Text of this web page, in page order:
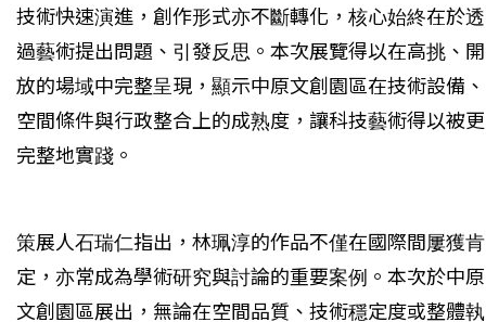
技術快速演進，創作形式亦不斷轉化，核心始終在於透
過藝術提出問題、引發反思。本次展覽得以在高挑、開
放的場域中完整呈現，顯示中原文創園區在技術設備、
空間條件與行政整合上的成熟度，讓科技藝術得以被更
完整地實踐。
策展人石瑞仁指出，林珮淳的作品不僅在國際間屢獲肯
定，亦常成為學術研究與討論的重要案例。本次於中原
文創園區展出，無論在空間品質、技術穩定度或整體執